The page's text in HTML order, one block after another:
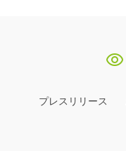
プレスリリース